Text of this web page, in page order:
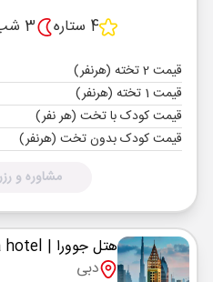
4 ستاره
3 شب
قیمت 2 تخته (هرنفر)
قیمت 1 تخته (هرنفر)
قیمت کودک با تخت (هر نفر)
قیمت کودک بدون تخت (هرنفر)
مشاوره و
هتل جوورا | Gevora hotel
دبی